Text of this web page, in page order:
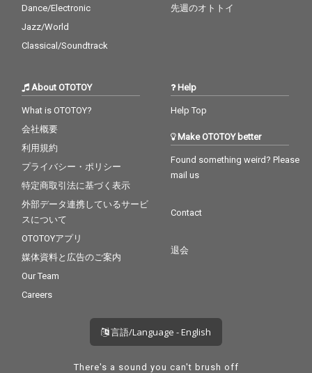
ve」は、両者の新たな
Dance/Electronic
Jazz/World
Classical/Soundtrack
先週のオトトイ
About OTOTOY
What is OTOTOY?
会社概要
利用規約
プライバシー・ポリシー
特定商取引法に基づく表示
外部データ連携しているサービ
スについて
OTOTOYアプリ
媒体資料と広告のご案内
Our Team
Careers
Help
Help Top
Make OTOTOY better
Found something weird? Please
mail us
Contact
退会
言語/Language - English
There's a sound you can't brush off